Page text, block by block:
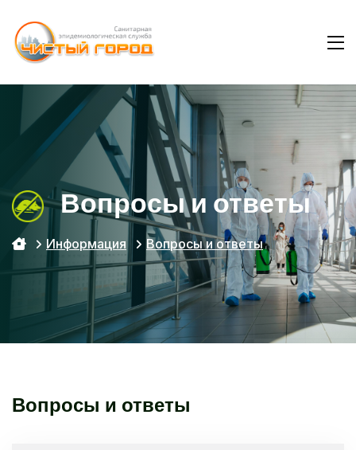
Вопросы и ответы
Информация Вопросы и ответы
Вопросы и ответы